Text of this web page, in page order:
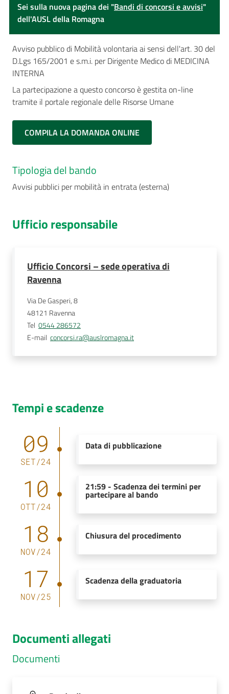
Sei sulla nuova pagina dei "Bandi di concorsi e avvisi"
dell'AUSL della Romagna
Avviso pubblico di Mobilità volontaria ai sensi dell'art. 30 del
D.Lgs 165/2001 e s.m.i. per Dirigente Medico di MEDICINA
INTERNA
La partecipazione a questo concorso è gestita on-line
tramite il portale regionale delle Risorse Umane
COMPILA LA DOMANDA ONLINE
Tipologia del bando
Avvisi pubblici per mobilità in entrata (esterna)
Ufficio responsabile
Ufficio Concorsi – sede operativa di
Ravenna
Via De Gasperi, 8
48121 Ravenna
Tel 0544 286572
E-mail concorsi.ra@auslromagna.it
Tempi e scadenze
09
SET/24
Data di pubblicazione
10
OTT/24
21:59- Scadenza dei termini per
partecipare al bando
18
NOV/24
Chiusura del procedimento
17
NOV/25
Scadenza della graduatoria
Documenti allegati
Documenti